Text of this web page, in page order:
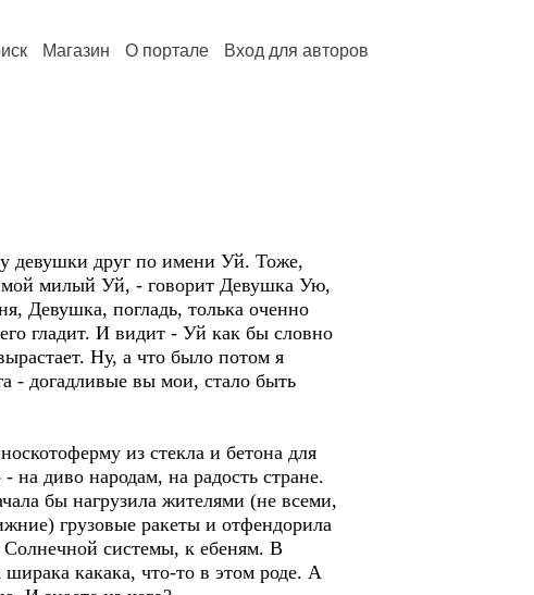
Магазин О портале Вход для авторов
девушки друг по имени Уй. Тоже,
мой милый Уй, - говорит Девушка Ую,
Девушка, погладь, толька оченно
гладит. И видит - Уй как бы словно
Ну, а что было потом я
- догадливые вы мои, стало быть
из стекла и бетона для
диво народам, на радость стране.
бы нагрузила жителями (не всеми,
грузовые ракеты и отфендорила
системы, к ебеням. В
какака, что-то в этом роде. А